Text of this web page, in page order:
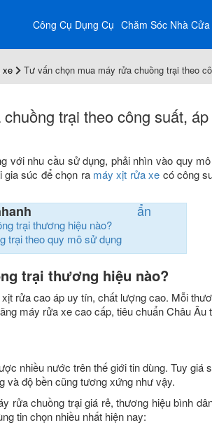
Công Cụ Dụng Cụ Chăm Sóc Nhà Cửa
xe Tư vấn chọn mua máy rửa chuồng trại theo
trại theo công suất,
với nhu cầu sử dụng, phải nhìn vào quy
gia súc để chọn ra máy xịt rửa xe có công
ẩn
trại thương hiệu nào?
trại theo quy mô sử dụng
trại thương hiệu nào?
rửa cao áp uy tín, chất lượng cao. Mỗi
máy rửa xe cao cấp, tiêu chuẩn Châu Âu
nhiều nước trên thế giới tin dùng. Tuy giá
và độ bền cũng tương xứng như vậy.
rửa chuồng trại giá rẻ, thương hiệu bình
tin chọn nhiều nhất hiện nay: